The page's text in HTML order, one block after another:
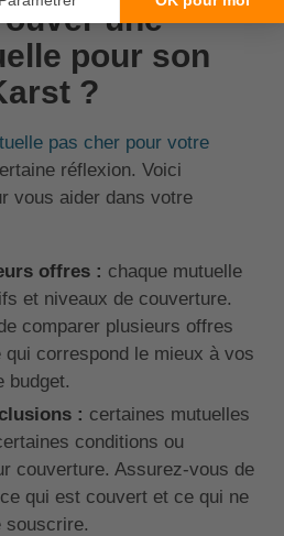
une
pour son
?
pas cher pour votre
réflexion. Voici
vous aider dans votre
offres : chaque mutuelle
et niveaux de couverture.
comparer plusieurs offres
correspond le mieux à vos
budget.
: certaines mutuelles
conditions ou
couverture. Assurez-vous de
qui est couvert et ce qui ne
souscrire.